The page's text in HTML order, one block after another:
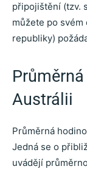
připojištění (tzv.
můžete po svém
republiky)
Austrálii
Průměrná
Jedná se o
uvádějí